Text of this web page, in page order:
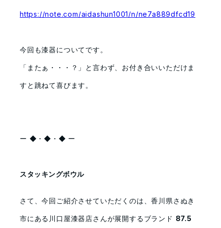
https://note.com/aidashun1001/n/ne7a889dfcd19
今回も漆器についてです。
「またぁ・・・？」と言わず、お付き合いいただけま
すと跳ねて喜びます。
ー ◆・◆・◆ ー
スタッキングボウル
さて、今回ご紹介させていただくのは、香川県さぬき
市にある川口屋漆器店さんが展開するブランド 87.5